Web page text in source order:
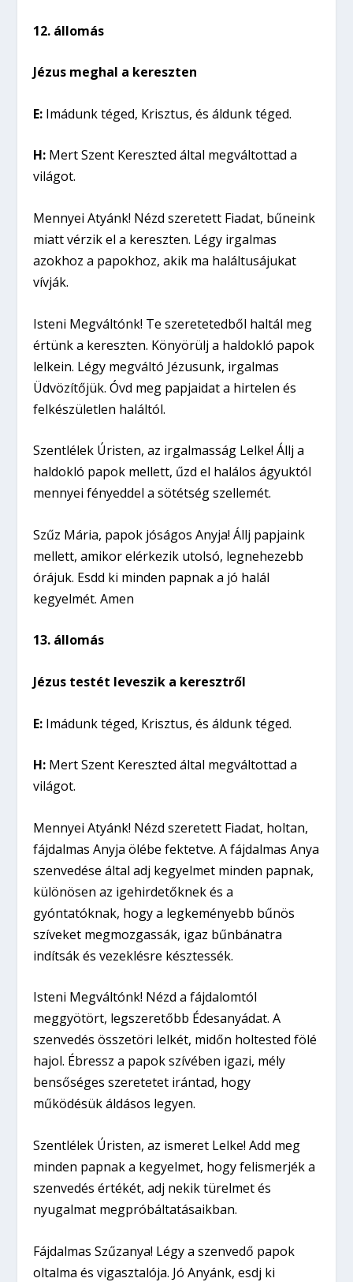
12. állomás
Jézus meghal a kereszten
E: Imádunk téged, Krisztus, és áldunk téged.
H: Mert Szent Kereszted által megváltottad a
világot.
Mennyei Atyánk! Nézd szeretett Fiadat, bűneink
miatt vérzik el a kereszten. Légy irgalmas
azokhoz a papokhoz, akik ma haláltusájukat
vívják.
Isteni Megváltónk! Te szeretetedből haltál meg
értünk a kereszten. Könyörülj a haldokló papok
lelkein. Légy megváltó Jézusunk, irgalmas
Üdvözítőjük. Óvd meg papjaidat a hirtelen és
felkészületlen haláltól.
Szentlélek Úristen, az irgalmasság Lelke! Állj a
haldokló papok mellett, űzd el halálos ágyuktól
mennyei fényeddel a sötétség szellemét.
Szűz Mária, papok jóságos Anyja! Állj papjaink
mellett, amikor elérkezik utolsó, legnehezebb
órájuk. Esdd ki minden papnak a jó halál
kegyelmét. Amen
13. állomás
Jézus testét leveszik a keresztről
E: Imádunk téged, Krisztus, és áldunk téged.
H: Mert Szent Kereszted által megváltottad a
világot.
Mennyei Atyánk! Nézd szeretett Fiadat, holtan,
fájdalmas Anyja ölébe fektetve. A fájdalmas Anya
szenvedése által adj kegyelmet minden papnak,
különösen az igehirdetőknek és a
gyóntatóknak, hogy a legkeményebb bűnös
szíveket megmozgassák, igaz bűnbánatra
indítsák és vezeklésre késztessék.
Isteni Megváltónk! Nézd a fájdalomtól
meggyötört, legszeretőbb Édesanyádat. A
szenvedés összetöri lelkét, midőn holtested fölé
hajol. Ébressz a papok szívében igazi, mély
bensőséges szeretetet irántad, hogy
működésük áldásos legyen.
Szentlélek Úristen, az ismeret Lelke! Add meg
minden papnak a kegyelmet, hogy felismerjék a
szenvedés értékét, adj nekik türelmet és
nyugalmat megpróbáltatásaikban.
Fájdalmas Szűzanya! Légy a szenvedő papok
oltalma és vigasztalója. Jó Anyánk, esdj ki